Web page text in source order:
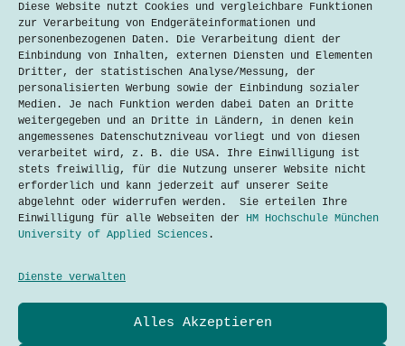
Diese Website nutzt Cookies und vergleichbare Funktionen
zur Verarbeitung von Endgeräteinformationen und
personenbezogenen Daten. Die Verarbeitung dient der
Einbindung von Inhalten, externen Diensten und Elementen
Dritter, der statistischen Analyse/Messung, der
personalisierten Werbung sowie der Einbindung sozialer
Medien. Je nach Funktion werden dabei Daten an Dritte
weitergegeben und an Dritte in Ländern, in denen kein
angemessenes Datenschutzniveau vorliegt und von diesen
verarbeitet wird, z. B. die USA. Ihre Einwilligung ist
stets freiwillig, für die Nutzung unserer Website nicht
erforderlich und kann jederzeit auf unserer Seite
abgelehnt oder widerrufen werden. Sie erteilen Ihre
Einwilligung für alle Webseiten der HM Hochschule München
University of Applied Sciences .
Dienste verwalten
Alles Akzeptieren
Nachhaltige Mobilitätslösungen in München
Mohamed Arshe
16. September 2024
Datenschutzerklärung
Impressum